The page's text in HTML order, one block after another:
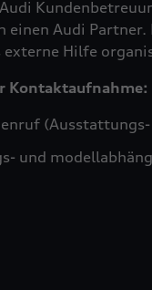
einen Audi
Hilfe
Kontaktaufnahme:
und